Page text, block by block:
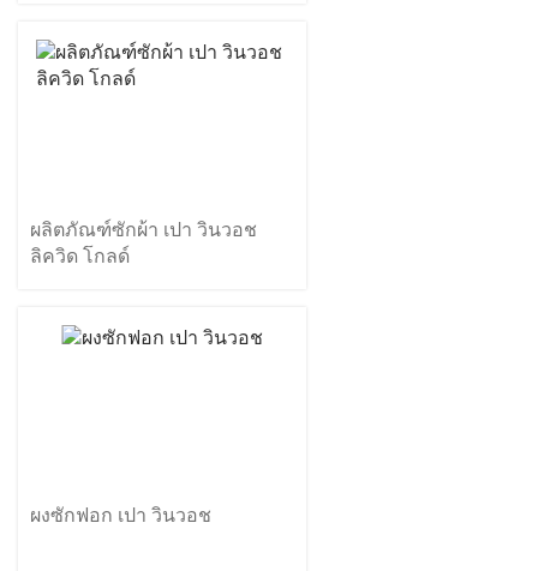
ผลิตภัณฑ์ซักผ้า เปา วินวอช
ลิควิด โกลด์
ผงซักฟอก เปา วินวอช